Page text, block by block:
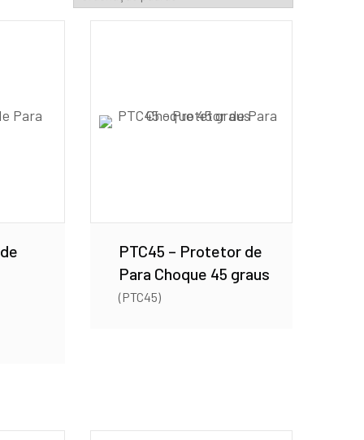
PTC45 – Protetor de
Para Choque 45 graus
(PTC45)